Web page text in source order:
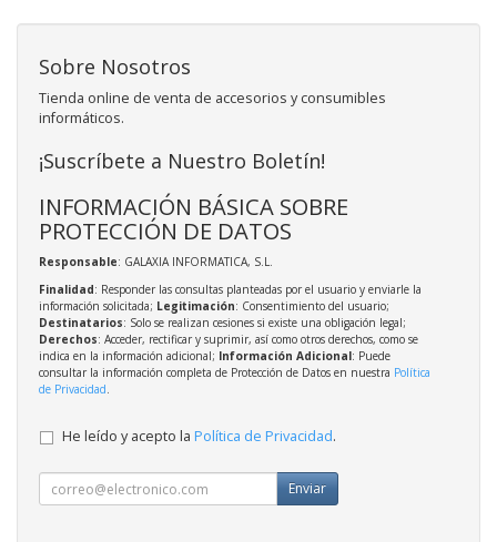
Sobre Nosotros
Tienda online de venta de accesorios y consumibles
informáticos.
¡Suscríbete a Nuestro Boletín!
INFORMACIÓN BÁSICA SOBRE
PROTECCIÓN DE DATOS
Responsable: GALAXIA INFORMATICA, S.L.
Finalidad: Responder las consultas planteadas por el usuario y enviarle la
información solicitada; Legitimación: Consentimiento del usuario;
Destinatarios: Solo se realizan cesiones si existe una obligación legal;
Derechos: Acceder, rectificar y suprimir, así como otros derechos, como se
indica en la información adicional; Información Adicional: Puede
consultar la información completa de Protección de Datos en nuestra Política
de Privacidad.
He leído y acepto la Política de Privacidad.
Enviar